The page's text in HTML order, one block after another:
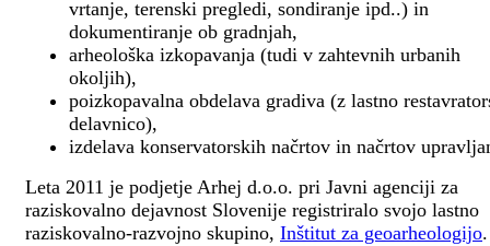
vrtanje, terenski pregledi, sondiranje ipd..) in
dokumentiranje ob gradnjah,
arheološka izkopavanja (tudi v zahtevnih urbanih
okoljih),
poizkopavalna obdelava gradiva (z lastno
delavnico),
izdelava konservatorskih načrtov in načrtov
Leta 2011 je podjetje Arhej d.o.o. pri Javni agenciji za
raziskovalno dejavnost Slovenije registriralo svojo lastno
raziskovalno-razvojno skupino, Inštitut za geoarheologijo.